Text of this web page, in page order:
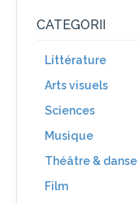
CATEGORII
Littérature
Arts visuels
Sciences
Musique
Théâtre & danse
Film